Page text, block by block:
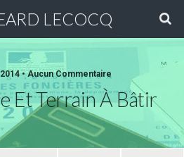
LECOCQ
• Aucun Commentaire
Et Terrain À Bâtir